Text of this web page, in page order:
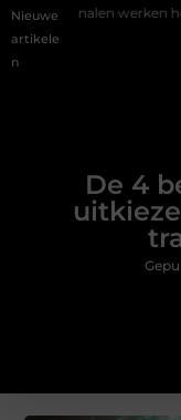
Nieuwe
artikele
n
werken het beste voor
De 4